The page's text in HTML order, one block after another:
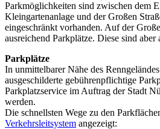
Parkmöglichkeiten sind zwischen dem
Kleingartenanlage und der Großen
eingeschränkt vorhanden. Auf der
ausreichend Parkplätze. Diese sind
Parkplätze
In unmittelbarer Nähe des
ausgeschilderte gebührenpflichtige
Parkplatzservice im Auftrag der Stadt
werden.
Die schnellsten Wege zu den
Verkehrsleitsystem angezeigt: